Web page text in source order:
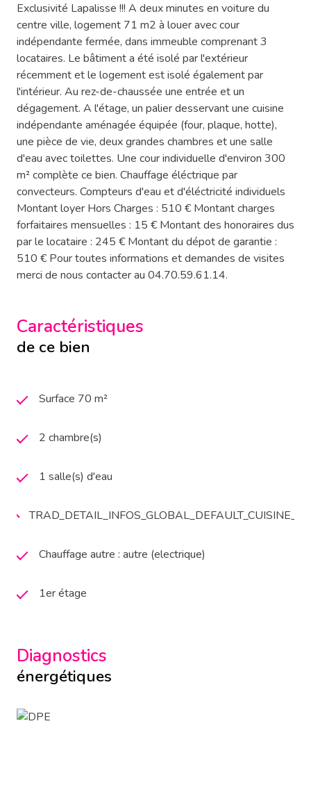
Exclusivité Lapalisse !!! A deux minutes en voiture du
centre ville, logement 71 m2 à louer avec cour
indépendante fermée, dans immeuble comprenant 3
locataires. Le bâtiment a été isolé par l'extérieur
récemment et le logement est isolé également par
l'intérieur. Au rez-de-chaussée une entrée et un
dégagement. A l'étage, un palier desservant une cuisine
indépendante aménagée équipée (four, plaque, hotte),
une pièce de vie, deux grandes chambres et une salle
d'eau avec toilettes. Une cour individuelle d'environ 300
m² complète ce bien. Chauffage éléctrique par
convecteurs. Compteurs d'eau et d'éléctricité individuels
Montant loyer Hors Charges : 510 € Montant charges
forfaitaires mensuelles : 15 € Montant des honoraires dus
par le locataire : 245 € Montant du dépot de garantie :
510 € Pour toutes informations et demandes de visites
merci de nous contacter au 04.70.59.61.14.
Caractéristiques
de ce bien
Surface 70 m²
2 chambre(s)
1 salle(s) d'eau
Chauffage autre : autre (electrique)
1er étage
Diagnostics
énergétiques